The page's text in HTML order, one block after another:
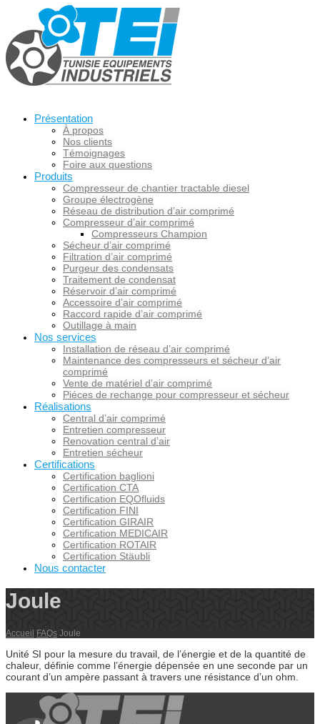
Présentation
À propos
Nos clients
Témoignages
Foire aux questions
Produits
Compresseur de chantier tractable diesel
Groupe électrogène
Réseau de distribution d’air comprimé
Compresseur d’air comprimé
Compresseurs Champion
Sécheur d’air comprimé
Filtration d’air comprimé
Purgeur des condensats
Traitement de condensat
Réservoir d’air comprimé
Accessoire d’air comprimé
Raccord rapide d’air comprimé
Outillage à main
Nos services
Installation de réseau d’air comprimé
Maintenance des compresseurs et sécheur d’air
comprimé
Vente de matériel d’air comprimé
Piéces de rechange pour compresseur et sécheur
Réalisations
Central d’air comprimé
Entretien compresseur
Renovation central d’air
Entretien sécheur
Certifications
Certification baglioni
Certification CTA
Certification EQOfluids
Certification FINI
Certification GIRAIR
Certification MEDICAIR
Certification ROTAIR
Certification Stäubli
Nous contacter
Joule
Accueil FAQs Joule
Unité SI pour la mesure du travail, de l’énergie et de la quantité de
chaleur, définie comme l’énergie dépensée en une seconde par un
courant d’un ampère passant à travers une résistance d’un ohm.